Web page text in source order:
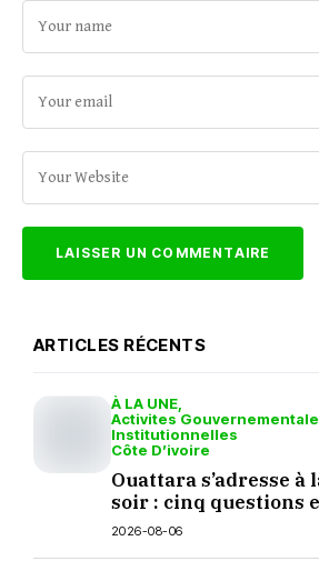
ARTICLES RÉCENTS
À LA UNE
Activites
Institutionnelles
Côte D’ivoire
Ouattara s’adresse à
soir : cinq questions
2026-08-06